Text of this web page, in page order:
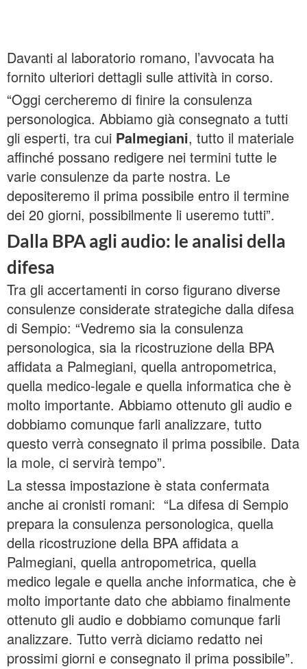
Davanti al laboratorio romano, l’avvocata ha
fornito ulteriori dettagli sulle attività in corso.
“Oggi cercheremo di finire la consulenza
personologica. Abbiamo già consegnato a tutti
gli esperti, tra cui Palmegiani, tutto il materiale
affinché possano redigere nei termini tutte le
varie consulenze da parte nostra. Le
depositeremo il prima possibile entro il termine
dei 20 giorni, possibilmente li useremo tutti”.
Dalla BPA agli audio: le analisi della
difesa
Tra gli accertamenti in corso figurano diverse
consulenze considerate strategiche dalla difesa
di Sempio: “Vedremo sia la consulenza
personologica, sia la ricostruzione della BPA
affidata a Palmegiani, quella antropometrica,
quella medico-legale e quella informatica che è
molto importante. Abbiamo ottenuto gli audio e
dobbiamo comunque farli analizzare, tutto
questo verrà consegnato il prima possibile. Data
la mole, ci servirà tempo”.
La stessa impostazione è stata confermata
anche ai cronisti romani: “La difesa di Sempio
prepara la consulenza personologica, quella
della ricostruzione della BPA affidata a
Palmegiani, quella antropometrica, quella
medico legale e quella anche informatica, che è
molto importante dato che abbiamo finalmente
ottenuto gli audio e dobbiamo comunque farli
analizzare. Tutto verrà diciamo redatto nei
prossimi giorni e consegnato il prima possibile”.